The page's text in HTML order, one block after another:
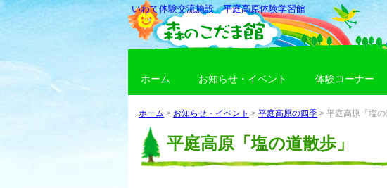
いわて体験交流施設 平庭高原体験学習館
ホーム お知らせ・イベント 体験コーナー
ホーム > お知らせ・イベント > 平庭高原の四季 > 平庭高原「塩の
平庭高原「塩の道散歩」